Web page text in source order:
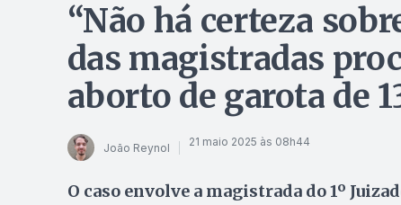
“Não há certeza
das magistradas
aborto de garota de
João Reynol 21 maio 2025 às 08h44
O caso envolve a magistrada do 1º